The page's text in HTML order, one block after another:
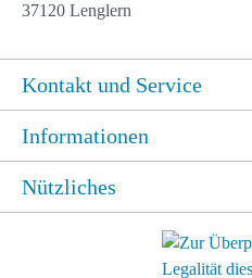
37120 Lenglern
Kontakt und Service
Informationen
Nützliches